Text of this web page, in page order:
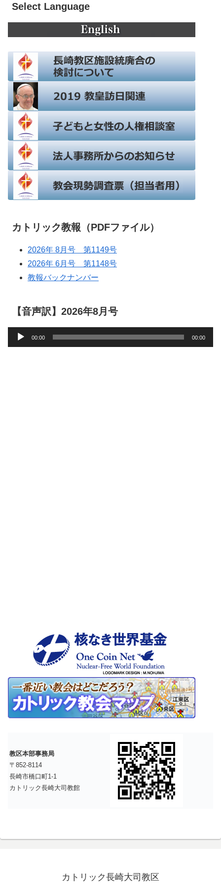
Select Language
カトリック教報（PDFファイル）
2026年 8月号 第1149号
2026年 6月号 第1148号
教報バックナンバー
【音声訳】2026年8月号
声
00:00 00:00
教区本部事務局
〒852-8114
長崎市橋口町1-1
カトリック長崎大司教館
カトリック長崎大司教区